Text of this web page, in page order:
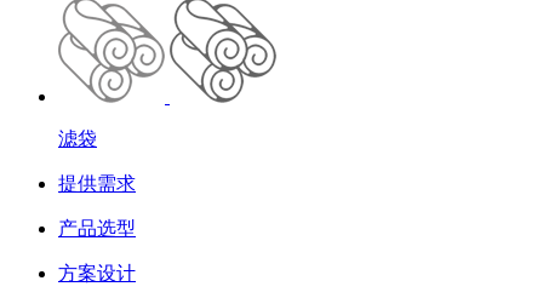
滤袋
提供需求
产品选型
方案设计